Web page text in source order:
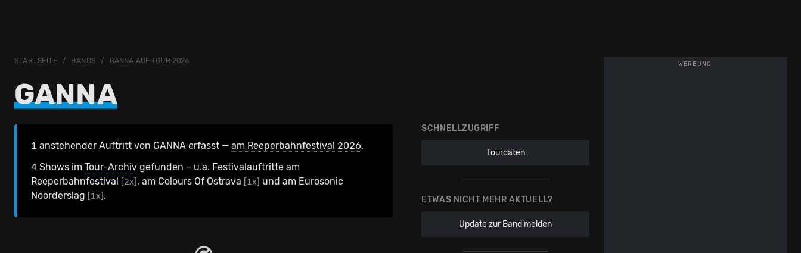
WERBUNG
STARTSEITE BANDS GANNA AUF TOUR 2026
GANNA
SCHNELLZUGRIFF
Tourdaten
ETWAS NICHT MEHR AKTUELL?
Update zur Band melden
1 anstehender Auftritt von GANNA erfasst — am Reeperbahnfestival 2026.
4 Shows im Tour-Archiv gefunden – u.a. Festivalauftritte am
Reeperbahnfestival [2x] , am Colours Of Ostrava [1x] und am Eurosonic
Noorderslag [1x] .